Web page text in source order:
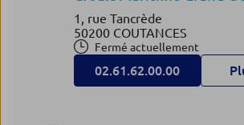
1, rue Tancrède
50200 COUTANCES
Fermé actuellement
02.61.62.00.00